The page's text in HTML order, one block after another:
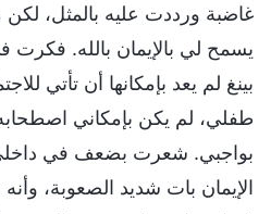
غاضبة ورددت عليه بالمثل،
يسمح لي بالإيمان بالله.
بينغ لم يعد بإمكانها أن تأتي
طفلي، لم يكن بإمكاني اصطحابه
بواجبي. شعرت بضعف في
الإيمان بات شديد الصعوبة،